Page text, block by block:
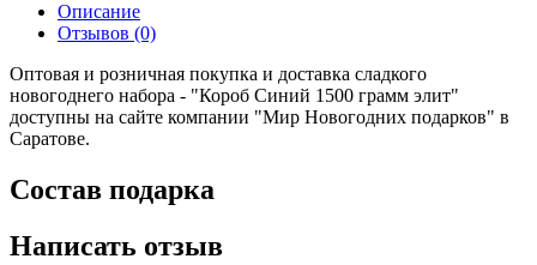
Описание
Отзывов (0)
Оптовая и розничная покупка и доставка сладкого
новогоднего набора - "Короб Синий 1500 грамм элит"
доступны на сайте компании "Мир Новогодних подарков" в
Саратове.
Состав подарка
Написать отзыв